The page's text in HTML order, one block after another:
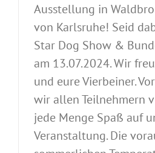
Ausstellung in
von Karlsruhe! Seid
Star Dog Show &
am 13.07.2024. Wir
und eure Vierbeiner.
wir allen Teilnehmern
jede Menge Spaß auf
Veranstaltung. Die